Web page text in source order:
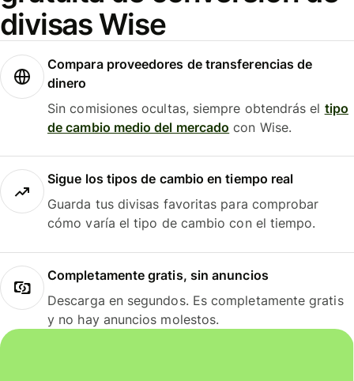
divisas Wise
Compara proveedores de transferencias de
dinero
Sin comisiones ocultas, siempre obtendrás el tipo
de cambio medio del mercado con Wise.
Sigue los tipos de cambio en tiempo real
Guarda tus divisas favoritas para comprobar
cómo varía el tipo de cambio con el tiempo.
Completamente gratis, sin anuncios
Descarga en segundos. Es completamente gratis
y no hay anuncios molestos.